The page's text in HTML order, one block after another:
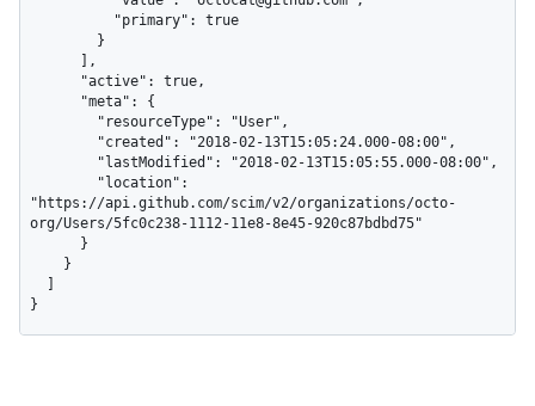
"https://api.github.com/scim/v2/organizations/octo-
org/Users/5fc0c238-1112-11e8-8e45-920c87bdbd75"
}